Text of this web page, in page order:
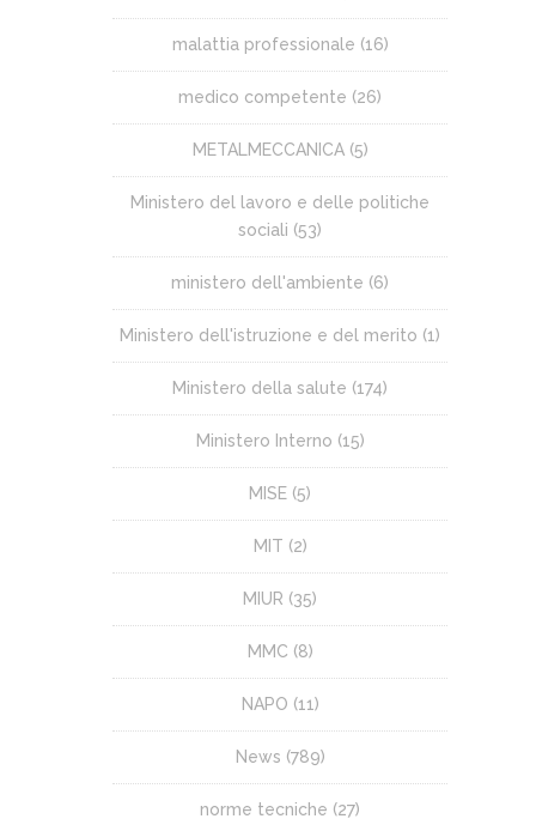
malattia professionale (16)
medico competente (26)
METALMECCANICA(5)
Ministero del lavoro e delle politiche
sociali (53)
ministero dell'ambiente (6)
Ministero dell'istruzione e del merito (1)
Ministero della salute (174)
Ministero Interno (15)
MISE (5)
MIT (2)
MIUR (35)
MMC (8)
NAPO (11)
News (789)
norme tecniche (27)